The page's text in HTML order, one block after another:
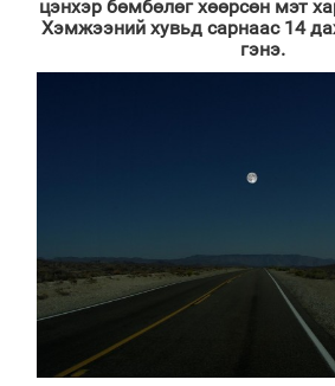
цэнхэр бөмбөлөг хөөрсөн мэт
Хэмжээний хувьд сарнаас 14
гэнэ.